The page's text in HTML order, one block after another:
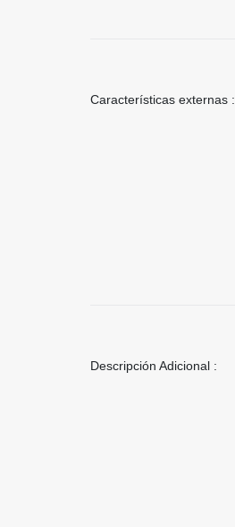
Características externas :
Descripción Adicional :